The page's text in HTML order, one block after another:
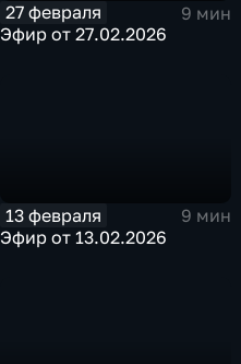
27 февраля
9 мин
Эфир от 27.02.2026
13 февраля
9 мин
Эфир от 13.02.2026